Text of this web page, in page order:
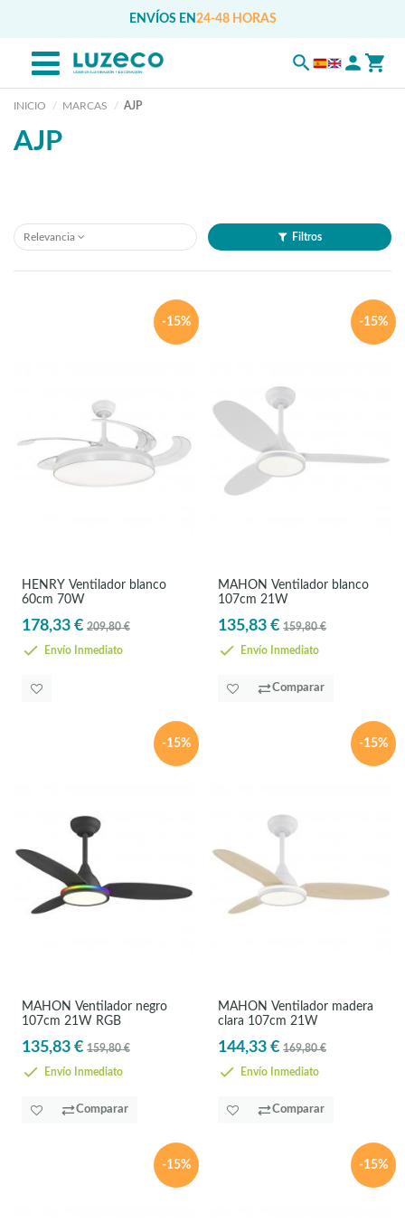
ENVÍOS EN 24-48 HORAS
INICIO MARCAS AJP
AJP
Relevancia Filtros
-15%
HENRY Ventilador blanco
60cm 70W
178,33 € 209,80 €
Envío Inmediato
-15%
MAHON Ventilador blanco
107cm 21W
135,83 € 159,80 €
Envío Inmediato
Comparar
-15%
MAHON Ventilador negro
107cm 21W RGB
135,83 € 159,80 €
Envío Inmediato
Comparar
-15%
MAHON Ventilador madera
clara 107cm 21W
144,33 € 169,80 €
Envío Inmediato
Comparar
-15% -15%